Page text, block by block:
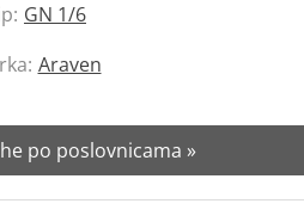
GN 1/6
Araven
po poslovnicama »